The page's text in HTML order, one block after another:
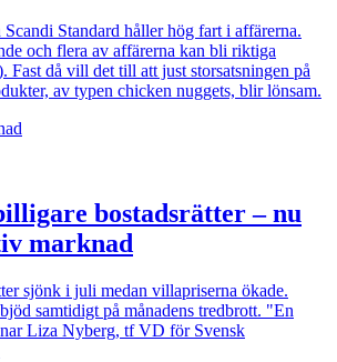
Standard håller hög fart i affärerna.
och flera av affärerna kan bli riktiga
Fast då vill det till att just storsatsningen på
av typen chicken nuggets, blir lönsam.
bostadsrätter – nu
marknad
sjönk i juli medan villapriserna ökade.
samtidigt på månadens tredbrott. "En
Liza Nyberg, tf VD för Svensk